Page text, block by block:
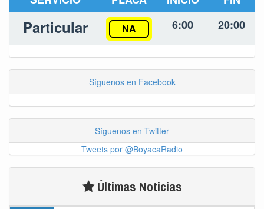
Particular NA 6:00 20:00
Síguenos en Facebook
Síguenos en Twitter
Tweets por @BoyacaRadio
Últimas Noticias